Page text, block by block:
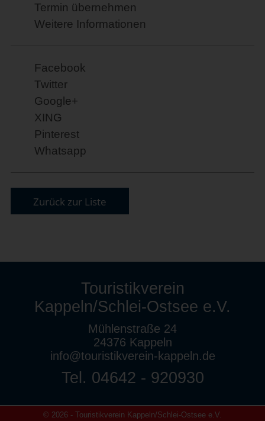
Termin übernehmen
Weitere Informationen
Facebook
Twitter
Google+
XING
Pinterest
Whatsapp
Zurück zur Liste
Touristikverein
Kappeln/Schlei-Ostsee e.V.
Mühlenstraße 24
24376 Kappeln
info@touristikverein-kappeln.de
Tel. 04642 - 920930
© 2026 - Touristikverein Kappeln/Schlei-Ostsee e.V.